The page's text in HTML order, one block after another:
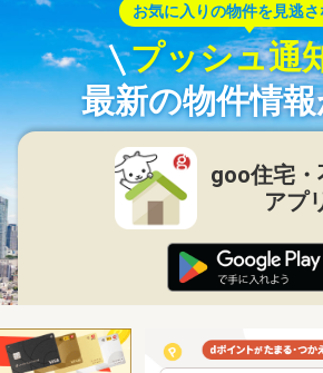
お気に入りの物件を見逃さ
プッシュ通
最新の物件情
goo住宅・
アプ